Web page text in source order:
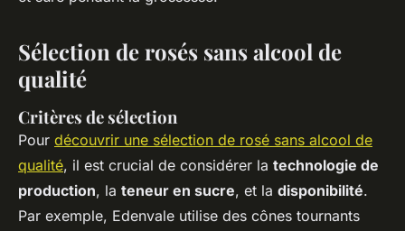
Sélection de rosés sans alcool de
qualité
Critères de sélection
Pour découvrir une sélection de rosé sans alcool de
qualité, il est crucial de considérer la technologie de
production, la teneur en sucre, et la disponibilité.
Par exemple, Edenvale utilise des cônes tournants